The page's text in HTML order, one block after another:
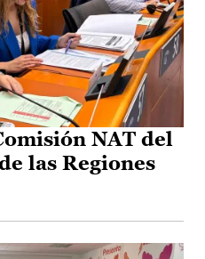
NAT del
las Regiones